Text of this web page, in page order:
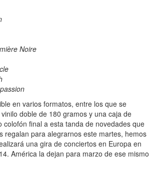
Noire
en varios formatos, entre los que se
doble de 180 gramos y una caja de
colofón final a esta tanda de novedades que
regalan para alegrarnos este martes, hemos
una gira de conciertos en Europa en
América la dejan para marzo de ese mismo